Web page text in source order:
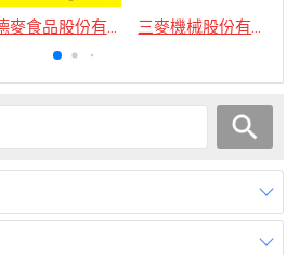
德麥食品股份有限公司 三麥機械股份有限公司